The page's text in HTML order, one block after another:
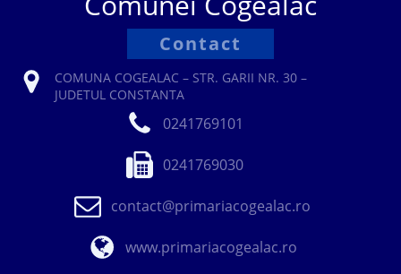
Contact
COMUNA COGEALAC – STR. GARII NR. 30 –
JUDETUL CONSTANTA
0241769101
0241769030
contact@primariacogealac.ro
www.primariacogealac.ro